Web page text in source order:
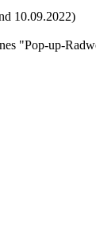
10.09.2022)
"Pop-up-